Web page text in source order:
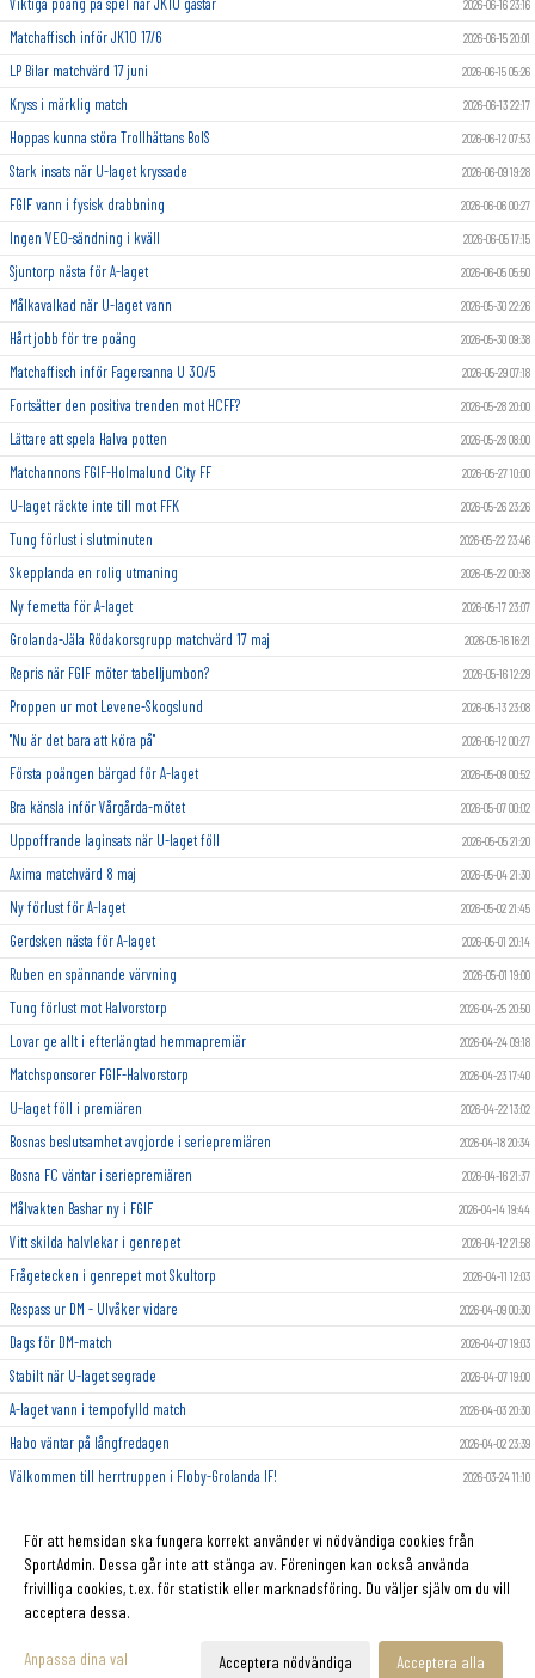
2026-06-16 23:16
Matchaffisch inför JK10 17/6 2026-06-15 20:01
LP Bilar matchvärd 17 juni 2026-06-15 05:26
Kryss i märklig match 2026-06-13 22:17
Hoppas kunna störa Trollhättans BoIS 2026-06-12 07:53
Stark insats när U-laget kryssade 2026-06-09 19:28
FGIF vann i fysisk drabbning 2026-06-06 00:27
Ingen VEO-sändning i kväll 2026-06-05 17:15
Sjuntorp nästa för A-laget 2026-06-05 05:50
Målkavalkad när U-laget vann 2026-05-30 22:26
Hårt jobb för tre poäng 2026-05-30 09:38
Matchaffisch inför Fagersanna U 30/5 2026-05-29 07:18
Fortsätter den positiva trenden mot HCFF? 2026-05-28 20:00
Lättare att spela Halva potten 2026-05-28 08:00
Matchannons FGIF-Holmalund City FF 2026-05-27 10:00
U-laget räckte inte till mot FFK 2026-05-26 23:26
Tung förlust i slutminuten 2026-05-22 23:46
Skepplanda en rolig utmaning 2026-05-22 00:38
Ny femetta för A-laget 2026-05-17 23:07
Grolanda-Jäla Rödakorsgrupp matchvärd 17 maj 2026-05-16 16:21
Repris när FGIF möter tabelljumbon? 2026-05-16 12:29
Proppen ur mot Levene-Skogslund 2026-05-13 23:08
"Nu är det bara att köra på" 2026-05-12 00:27
Första poängen bärgad för A-laget 2026-05-09 00:52
Bra känsla inför Vårgårda-mötet 2026-05-07 00:02
Uppoffrande laginsats när U-laget föll 2026-05-05 21:20
Axima matchvärd 8 maj 2026-05-04 21:30
Ny förlust för A-laget 2026-05-02 21:45
Gerdsken nästa för A-laget 2026-05-01 20:14
Ruben en spännande värvning 2026-05-01 19:00
Tung förlust mot Halvorstorp 2026-04-25 20:50
Lovar ge allt i efterlängtad hemmapremiär 2026-04-24 09:18
Matchsponsorer FGIF-Halvorstorp 2026-04-23 17:40
U-laget föll i premiären 2026-04-22 13:02
Bosnas beslutsamhet avgjorde i seriepremiären 2026-04-18 20:34
Bosna FC väntar i seriepremiären 2026-04-16 21:37
Målvakten Bashar ny i FGIF 2026-04-14 19:44
Vitt skilda halvlekar i genrepet 2026-04-12 21:58
Frågetecken i genrepet mot Skultorp 2026-04-11 12:03
Respass ur DM - Ulvåker vidare 2026-04-09 00:30
Dags för DM-match 2026-04-07 19:03
Stabilt när U-laget segrade 2026-04-07 19:00
A-laget vann i tempofylld match 2026-04-03 20:30
Habo väntar på långfredagen 2026-04-02 23:39
Välkommen till herrtruppen i Floby-Grolanda IF! 2026-03-24 11:10
För att hemsidan ska fungera korrekt använder vi nödvändiga cookies från
SportAdmin. Dessa går inte att stänga av. Föreningen kan också använda
frivilliga cookies, t.ex. för statistik eller marknadsföring. Du väljer själv om du vill
acceptera dessa.
Anpassa dina val Acceptera nödvändiga Acceptera alla